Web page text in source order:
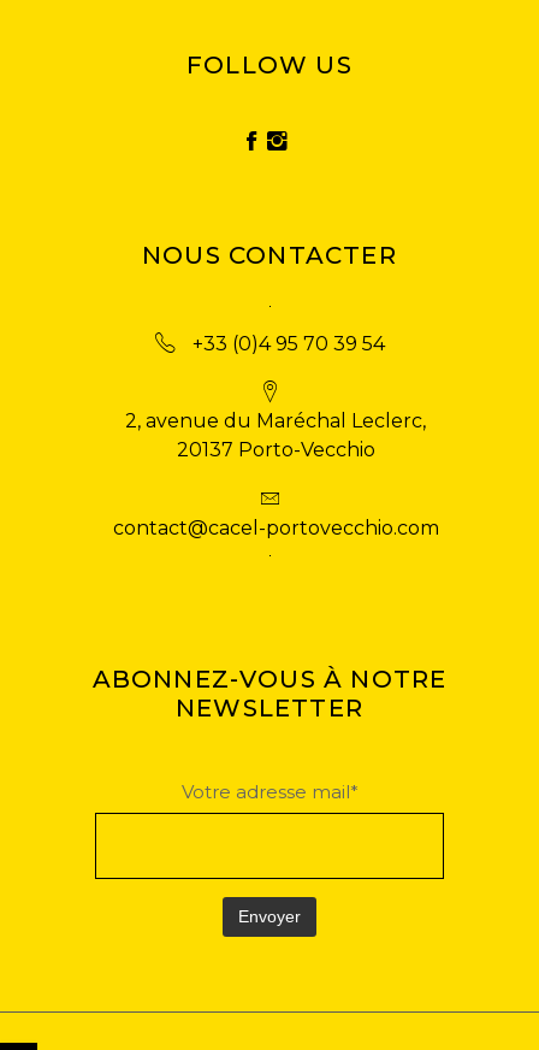
FOLLOW US
NOUS CONTACTER
+33 (0)4 95 70 39 54
2, avenue du Maréchal Leclerc,
20137 Porto-Vecchio
contact@cacel-portovecchio.com
ABONNEZ-VOUS À NOTRE
NEWSLETTER
Votre adresse mail*